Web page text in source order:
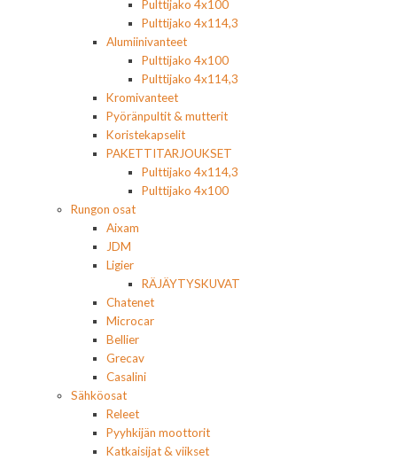
Pulttijako 4x100
Pulttijako 4x114,3
Alumiinivanteet
Pulttijako 4x100
Pulttijako 4x114,3
Kromivanteet
Pyöränpultit & mutterit
Koristekapselit
PAKETTITARJOUKSET
Pulttijako 4x114,3
Pulttijako 4x100
Rungon osat
Aixam
JDM
Ligier
RÄJÄYTYSKUVAT
Chatenet
Microcar
Bellier
Grecav
Casalini
Sähköosat
Releet
Pyyhkijän moottorit
Katkaisijat & viikset